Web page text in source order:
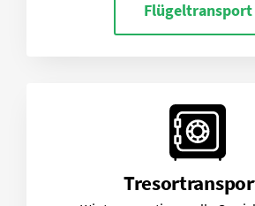
Flügeltransport